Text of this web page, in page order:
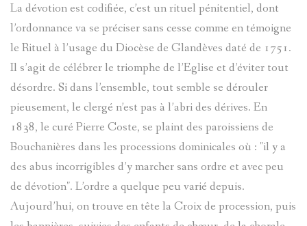
La dévotion est codifiée, c’est un rituel pénitentiel, dont
l’ordonnance va se préciser sans cesse comme en témoigne
le Rituel à l’usage du Diocèse de Glandèves daté de 1751.
Il s’agit de célébrer le triomphe de l’Eglise et d’éviter tout
désordre. Si dans l’ensemble, tout semble se dérouler
pieusement, le clergé n’est pas à l’abri des dérives. En
1838, le curé Pierre Coste, se plaint des paroissiens de
Bouchanières dans les processions dominicales où : "il y a
des abus incorrigibles d’y marcher sans ordre et avec peu
de dévotion". L’ordre a quelque peu varié depuis.
Aujourd’hui, on trouve en tête la Croix de procession, puis